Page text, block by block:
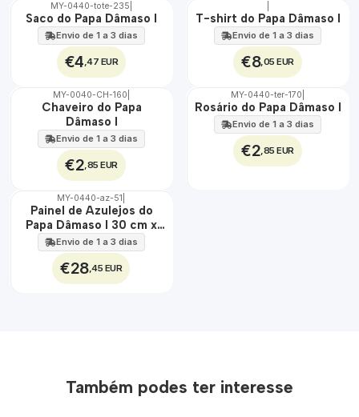
🇵🇹
100%
MY-0440-tote-235
Saco do Papa Dâmaso I
Envio de 1 a 3 dias
€4 ,47 EUR
🇵🇹
100%
T-shirt do Papa Dâmaso I
Envio de 1 a 3 dias
€8,05 EUR
🇵🇹
MY-0040-CH-160
Chaveiro do Papa
Dâmaso I
Envio de 1 a 3 dias
€2 ,85 EUR
🇵🇹
100%
MY-0440-ter-170
Rosário do Papa Dâmaso I
Envio de 1 a 3 dias
€2 ,85 EUR
🇵🇹
100%
EXT.
MY-0440-az-51
Painel de Azulejos do
Papa Dâmaso I 30 cm x
45 cm
Envio de 1 a 3 dias
€28,45 EUR
Também podes ter interesse